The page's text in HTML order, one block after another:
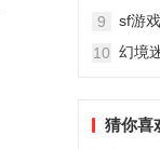
9
sf游
10 幻境
猜你喜